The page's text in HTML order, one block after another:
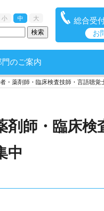
小 中 大 総合受
お
門のご案内
・薬剤師・臨床検査技師・言語聴
剤師・臨床検
中